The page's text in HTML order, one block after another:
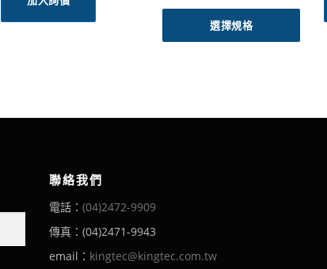
圍
選擇規格
此
品
款
聯絡我們
電話： (04)2472-9909
傳真：(04)2471-9943
email： kingtec@kingtec.com.tw